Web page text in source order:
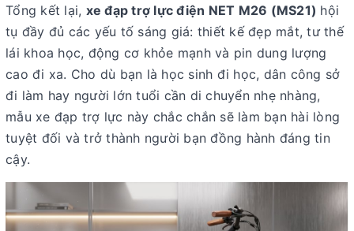
Tổng kết lại, xe đạp trợ lực điện NET M26 (MS21) hội
tụ đầy đủ các yếu tố sáng giá: thiết kế đẹp mắt, tư thế
lái khoa học, động cơ khỏe mạnh và pin dung lượng
cao đi xa. Cho dù bạn là học sinh đi học, dân công sở
đi làm hay người lớn tuổi cần di chuyển nhẹ nhàng,
mẫu xe đạp trợ lực này chắc chắn sẽ làm bạn hài lòng
tuyệt đối và trở thành người bạn đồng hành đáng tin
cậy.